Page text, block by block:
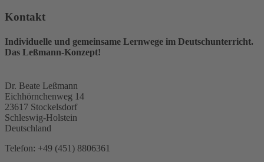
Kontakt
Individuelle und gemeinsame Lernwege im Deutschunterricht.
Das Leßmann-Konzept!
Dr. Beate Leßmann
Eichhörnchenweg 14
23617 Stockelsdorf
Schleswig-Holstein
Deutschland
Telefon: +49 (451) 8806361